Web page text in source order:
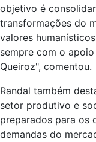
objetivo é
transformações do
valores
sempre com o
Queiroz", comentou.
Randal também
setor produtivo e
preparados para os
demandas do